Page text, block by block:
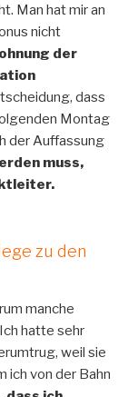
Man hat mir an
nicht
der
dass
Montag
der Auffassung
muss,
zu den
manche
hatte sehr
weil sie
ich von der Bahn